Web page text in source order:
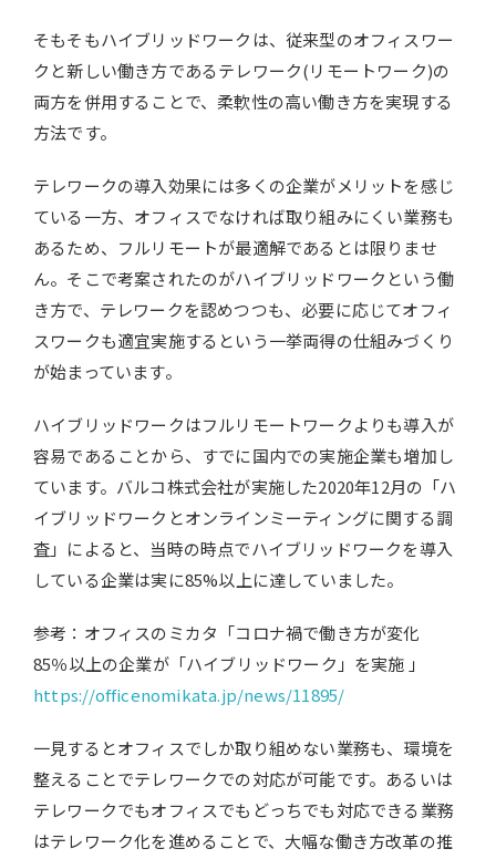
そもそもハイブリッドワークは、従来型のオフィスワー
クと新しい働き方であるテレワーク(リモートワーク)の
両方を併用することで、柔軟性の高い働き方を実現する
方法です。
テレワークの導入効果には多くの企業がメリットを感じ
ている一方、オフィスでなければ取り組みにくい業務も
あるため、フルリモートが最適解であるとは限りませ
ん。そこで考案されたのがハイブリッドワークという働
き方で、テレワークを認めつつも、必要に応じてオフィ
スワークも適宜実施するという一挙両得の仕組みづくり
が始まっています。
ハイブリッドワークはフルリモートワークよりも導入が
容易であることから、すでに国内での実施企業も増加し
ています。バルコ株式会社が実施した2020年12月の「ハ
イブリッドワークとオンラインミーティングに関する調
査」によると、当時の時点でハイブリッドワークを導入
している企業は実に85%以上に達していました。
参考：オフィスのミカタ「コロナ禍で働き方が変化
85％以上の企業が「ハイブリッドワーク」を実施 」
https://officenomikata.jp/news/11895/
一見するとオフィスでしか取り組めない業務も、環境を
整えることでテレワークでの対応が可能です。あるいは
テレワークでもオフィスでもどっちでも対応できる業務
はテレワーク化を進めることで、大幅な働き方改革の推